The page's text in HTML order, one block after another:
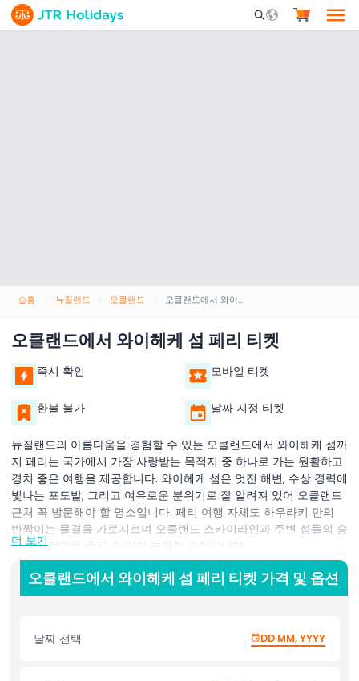
Mobile Search
홈 뉴질랜드 오클랜드 오클랜드에서 와이헤케 섬 페리 티켓
오클랜드에서 와이헤케 섬 페리 티켓
즉시 확인 모바일 티켓
환불 불가 날짜 지정 티켓
뉴질랜드의 아름다움을 경험할 수 있는 오클랜드에서 와이헤케 섬까
지 페리는 국가에서 가장 사랑받는 목적지 중 하나로 가는 원활하고
경치 좋은 여행을 제공합니다. 와이헤케 섬은 멋진 해변, 수상 경력에
빛나는 포도밭, 그리고 여유로운 분위기로 잘 알려져 있어 오클랜드
근처 꼭 방문해야 할 명소입니다. 페리 여행 자체도 하우라키 만의
반짝이는 물결을 가로지르며 오클랜드 스카이라인과 주변 섬들의 숨
막히는 전망을 즐길 수 있어 특별한 경험입니다.
오클랜드에서 와이헤케 섬까지 페리는 이 섬 낙원에 빠르고 편안하
게 도착할 수 있는 방법으로, 당일 치기 또는 장기 체류에 이상적입
기거나, 깨끗한 해변에서 휴식을 취하든, 이 페리는 잊지 못할 모험으
더 보기
오클랜드에서 와이헤케 섬 페리 티켓 가격 및 옵션
날짜 선택 DD MM, YYYY